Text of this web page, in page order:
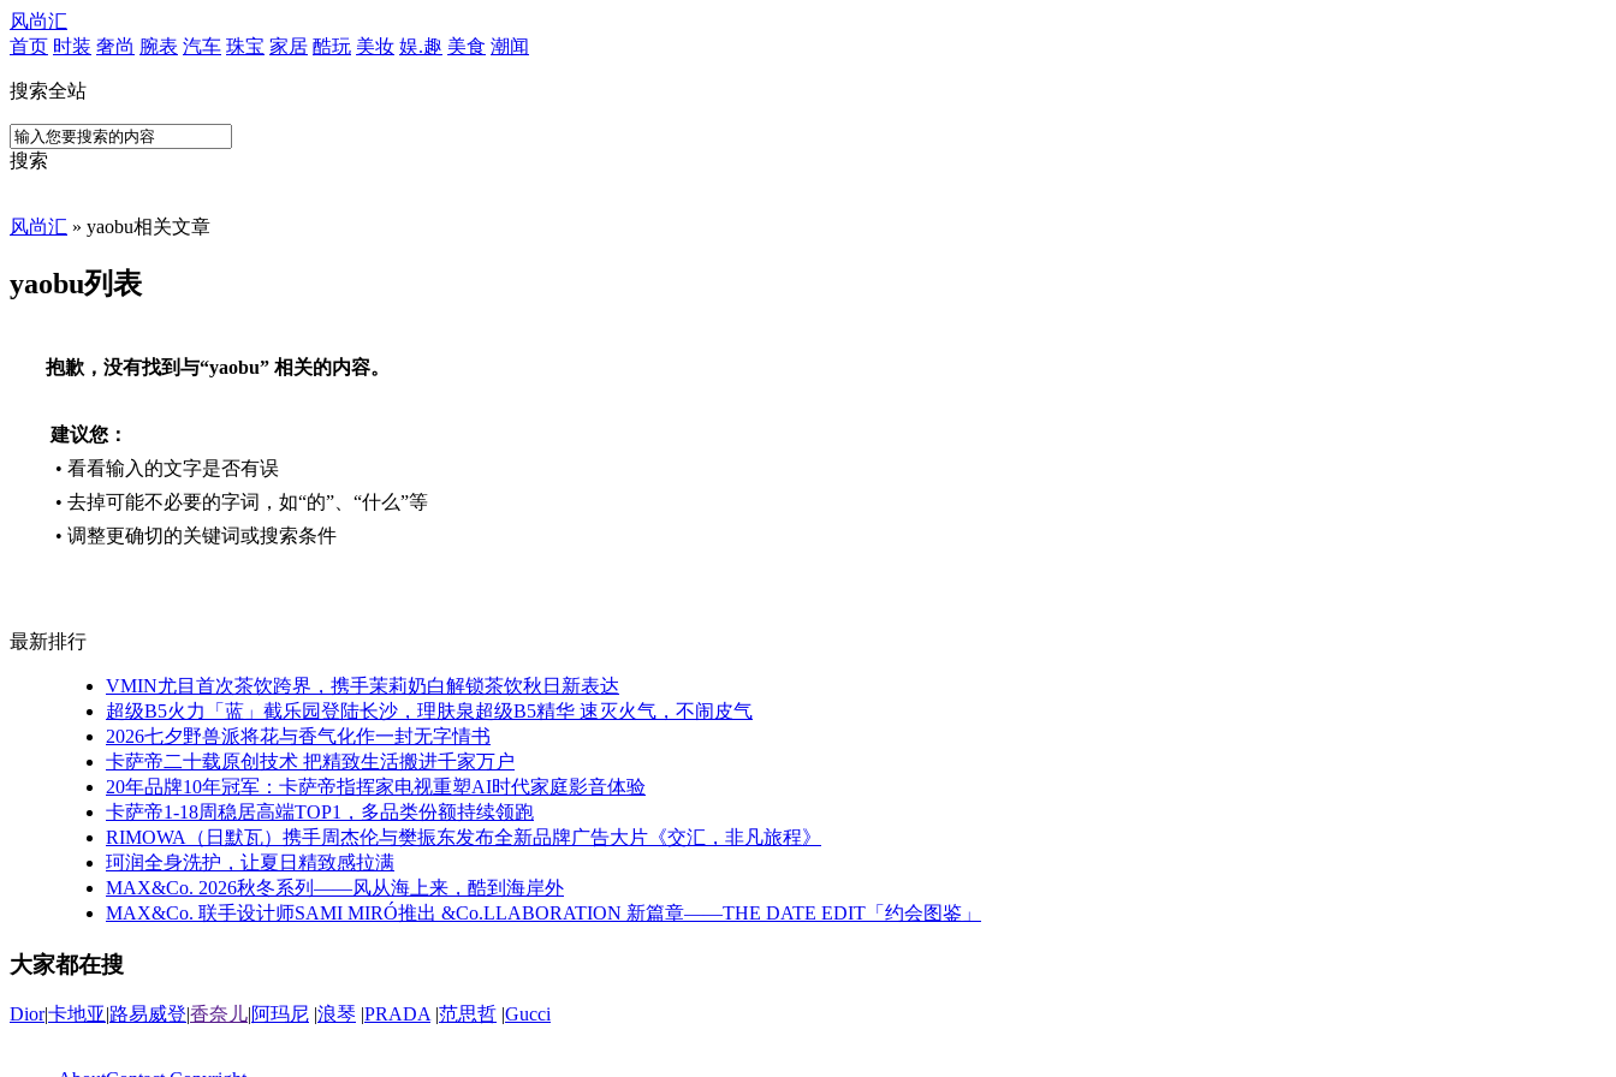
风尚汇
首页 时装 奢尚 腕表 汽车 珠宝 家居 酷玩 美妆 娱.趣 美食 潮闻
搜索全站
搜索
风尚汇 » yaobu相关文章
yaobu列表
抱歉，没有找到与“yaobu” 相关的内容。
建议您：
• 看看输入的文字是否有误
• 去掉可能不必要的字词，如“的”、“什么”等
• 调整更确切的关键词或搜索条件
最新排行
VMIN尤目首次茶饮跨界，携手茉莉奶白解锁茶饮秋日新表达
超级B5火力「蓝」截乐园登陆长沙，理肤泉超级B5精华 速灭火气，不闹皮气
2026七夕野兽派将花与香气化作一封无字情书
卡萨帝二十载原创技术 把精致生活搬进千家万户
20年品牌10年冠军：卡萨帝指挥家电视重塑AI时代家庭影音体验
卡萨帝1-18周稳居高端TOP1，多品类份额持续领跑
RIMOWA（日默瓦）携手周杰伦与樊振东发布全新品牌广告大片《交汇，非凡旅程》
珂润全身洗护，让夏日精致感拉满
MAX&Co. 2026秋冬系列——风从海上来，酷到海岸外
MAX&Co. 联手设计师SAMI MIRÓ推出 &Co.LLABORATION 新篇章——THE DATE EDIT「约会图鉴」
大家都在搜
Dior|卡地亚|路易威登|香奈儿|阿玛尼 |浪琴 |PRADA |范思哲 |Gucci